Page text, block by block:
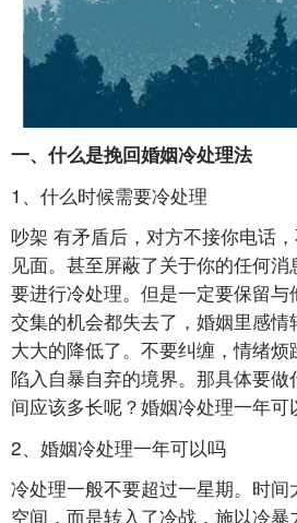
一、什么是挽回婚姻冷处理法
1、什么时候需要冷处理
吵架 有矛盾后，对方不接你电话
见面。甚至屏蔽了关于你的任何
要进行冷处理。但是一定要保留
交集的机会都失去了，婚姻里感
大大的降低了。不要纠缠，情绪
陷入自暴自弃的境界。那具体要
间应该多长呢？婚姻冷处理一年可
2、婚姻冷处理一年可以吗
冷处理一般不要超过一星期。时
空间，而是转入了冷战，施以冷